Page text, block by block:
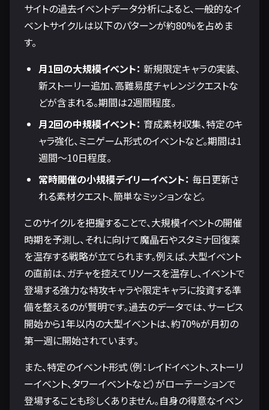
サイトの過去イベントデータ分析によると、一般的なイ
ベントサイクルは以下のパターンが約80%を占めま
す。
月1回の大規模イベント： 新規限定キャラの実装、
新ストーリー追加、高難易度チャレンジクエストな
どが含まれる。期間は2週間程度。
月2回の中規模イベント： 育成素材収集、特定のキ
ャラ強化、ミニゲーム形式のイベントなど。期間は1
週間〜10日程度。
常時開催の小規模デイリーイベント： 毎日更新さ
れる素材クエスト、簡単なミッションなど。
このサイクルを把握することで、大規模イベントの開催
時期を予測し、それに向けて魔晶石やスタミナ回復薬
を温存する戦略が立てられます。例えば、大型イベント
の直前は、ガチャを控えてリソースを温存し、イベントで
登場する強力な特攻キャラや限定キャラに投資する準
備を整えるのが賢明です。過去のデータでは、サービス
開始から1年以内の大型イベントは、約70%が月初の
第一週に開始されています。
また、特定のイベント形式（例：レイドイベント、ストーリ
ーイベント、タワーイベントなど）がローテーションで
登場することも珍しくありません。自身の得意なイベン